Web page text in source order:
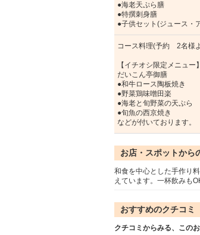
●海老天ぷら膳
●特撰刺身膳
●子供セット(ジュース・
コース料理(予約 2名様
【イチオシ限定メニュー】
だいこん亭御膳
●和牛ロース陶板焼き
●野菜鶏味噌田楽
●海老と旬野菜の天ぷら
●旬魚の西京焼き
などが付いております。
お店・スポットから
和食を中心とした手作り
えています。一杯飲みも
おすすめのクチコミ
クチコミからみる、この